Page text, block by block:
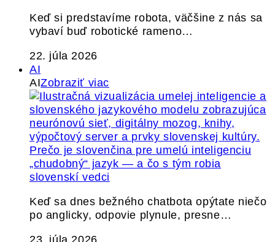
Keď si predstavíme robota, väčšine z nás sa
vybaví buď robotické rameno…
22. júla 2026
AI
AIZobraziť viac
Prečo je slovenčina pre umelú inteligenciu
„chudobný“ jazyk — a čo s tým robia
slovenskí vedci
Keď sa dnes bežného chatbota opýtate niečo
po anglicky, odpovie plynule, presne…
23. júla 2026